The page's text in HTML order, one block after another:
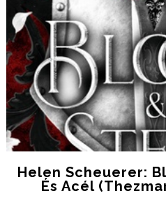
Helen Scheuerer:
És Acél